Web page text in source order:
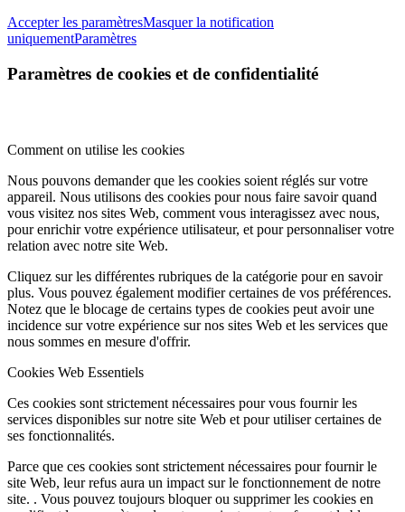
Accepter les paramètresMasquer la notification
uniquementParamètres
Paramètres de cookies et de confidentialité
Comment on utilise les cookies
Nous pouvons demander que les cookies soient réglés sur votre
appareil. Nous utilisons des cookies pour nous faire savoir quand
vous visitez nos sites Web, comment vous interagissez avec nous,
pour enrichir votre expérience utilisateur, et pour personnaliser votre
relation avec notre site Web.
Cliquez sur les différentes rubriques de la catégorie pour en savoir
plus. Vous pouvez également modifier certaines de vos préférences.
Notez que le blocage de certains types de cookies peut avoir une
incidence sur votre expérience sur nos sites Web et les services que
nous sommes en mesure d'offrir.
Cookies Web Essentiels
Ces cookies sont strictement nécessaires pour vous fournir les
services disponibles sur notre site Web et pour utiliser certaines de
ses fonctionnalités.
Parce que ces cookies sont strictement nécessaires pour fournir le
site Web, leur refus aura un impact sur le fonctionnement de notre
site. . Vous pouvez toujours bloquer ou supprimer les cookies en